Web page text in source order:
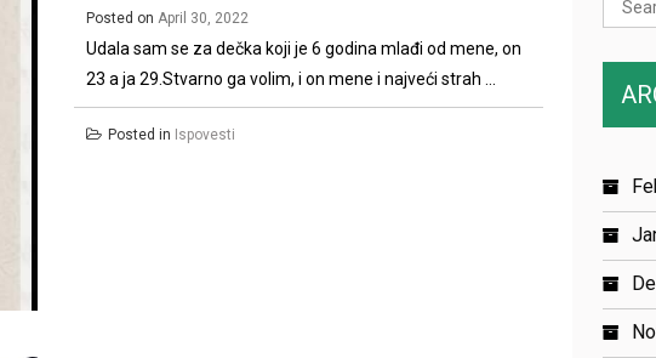
Posted onApril 30, 2022
Udala sam se za dečka koji je 6 godina mlađi od mene, on
23 a ja 29.Stvarno ga volim, i on mene i najveći strah ...
Posted in Ispovesti
for: